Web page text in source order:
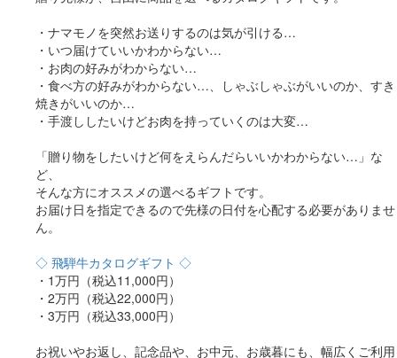
・ナマモノを突然お送りするのは気が引ける…
・いつ届けていいかわからない…
・お肉の好みがわからない…
・食べ方の好みがわからない…、しゃぶしゃぶがいいのか、すき
焼きがいいのか…
・手渡ししたいけどお肉を持っていくのは大変…
「贈り物をしたいけど何をえらんだらいいかわからない…」な
ど、
そんな方にオススメの選べるギフトです。
お届け日を指定できるので先様の日付を心配する必要がありませ
ん。
◇ 飛騨牛カタログギフト ◇
・1万円（税込11,000円）
・2万円（税込22,000円）
・3万円（税込33,000円）
お祝いやお返し、記念品や、お中元、お歳暮にも、幅広くご利用